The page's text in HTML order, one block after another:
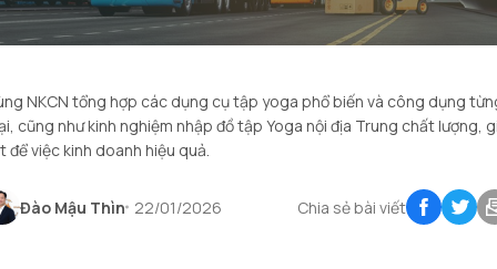
NKCN tổng hợp các dụng cụ tập yoga phổ biến và công dụng
cũng như kinh nghiệm nhập đồ tập Yoga nội địa Trung chất lượng,
để việc kinh doanh hiệu quả.
Đào Mậu Thìn 22/01/2026 Chia sẻ bài viết